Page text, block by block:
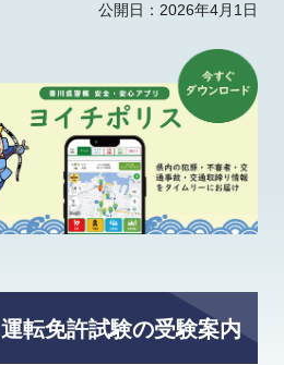
公開日：2026年4月1日
運転免許試験の受験案内